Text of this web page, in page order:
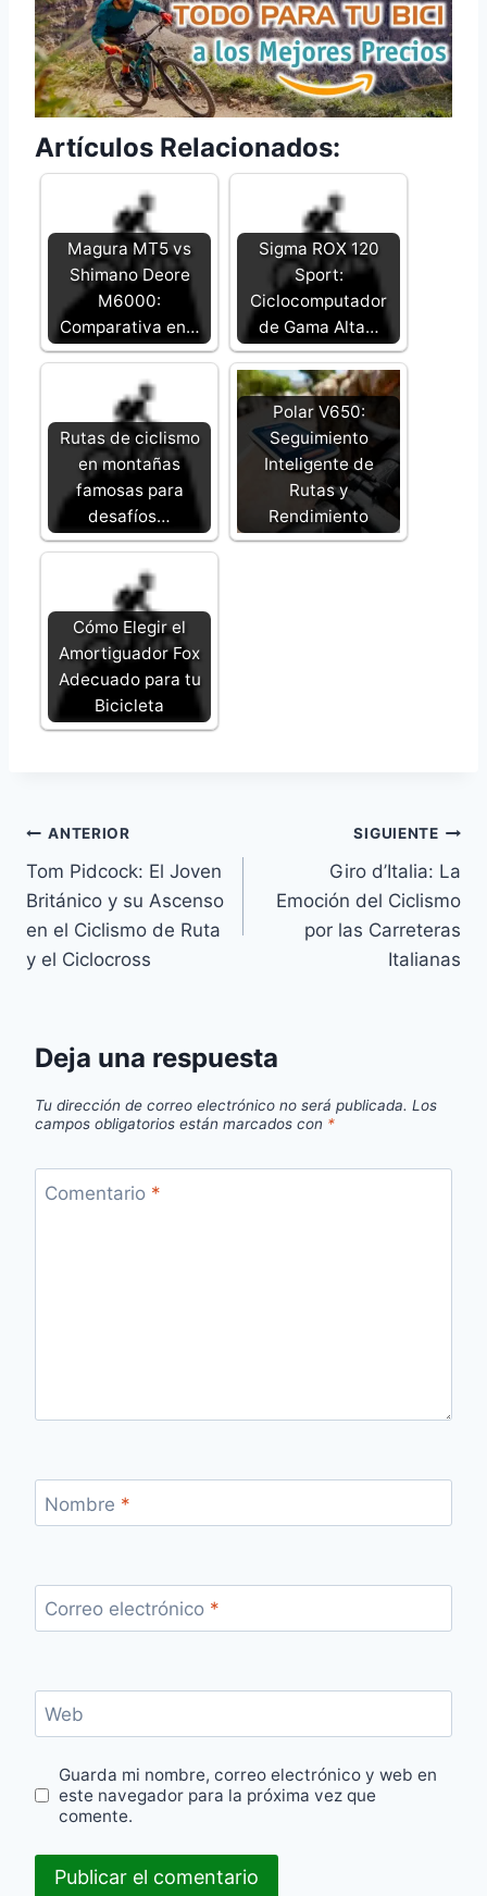
Artículos Relacionados:
Magura MT5 vs
Shimano Deore
M6000:
Comparativa en…
Sigma ROX 120
Sport:
Ciclocomputador
de Gama Alta…
Rutas de ciclismo
en montañas
famosas para
desafíos…
Polar V650:
Seguimiento
Inteligente de
Rutas y
Rendimiento
Cómo Elegir el
Amortiguador Fox
Adecuado para tu
Bicicleta
Navegación
de
entradas
ANTERIOR
Tom Pidcock: El Joven
Británico y su Ascenso
en el Ciclismo de Ruta
y el Ciclocross
SIGUIENTE
Giro d’Italia: La
Emoción del Ciclismo
por las Carreteras
Italianas
Deja una respuesta
Tu dirección de correo electrónico no será publicada. Los
campos obligatorios están marcados con *
Comentario *
Nombre *
Correo electrónico *
Web
Guarda mi nombre, correo electrónico y web en
este navegador para la próxima vez que
comente.